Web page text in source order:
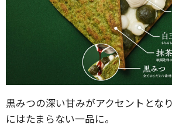
黒みつの深い甘みがアクセントとな
にはたまらない一品に。